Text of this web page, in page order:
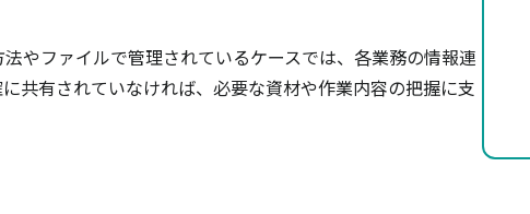
やファイルで管理されているケースでは、各業務の情報連
共有されていなければ、必要な資材や作業内容の把握に支